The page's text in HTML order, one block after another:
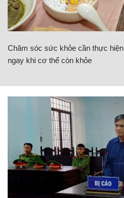
Chăm sóc sức khỏe cần thực hiện
ngay khi cơ thể còn khỏe